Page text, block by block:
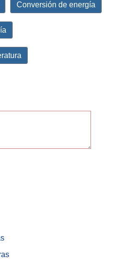
Conversión de energía